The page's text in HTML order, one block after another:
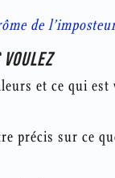
de
et ce qui
précis sur ce